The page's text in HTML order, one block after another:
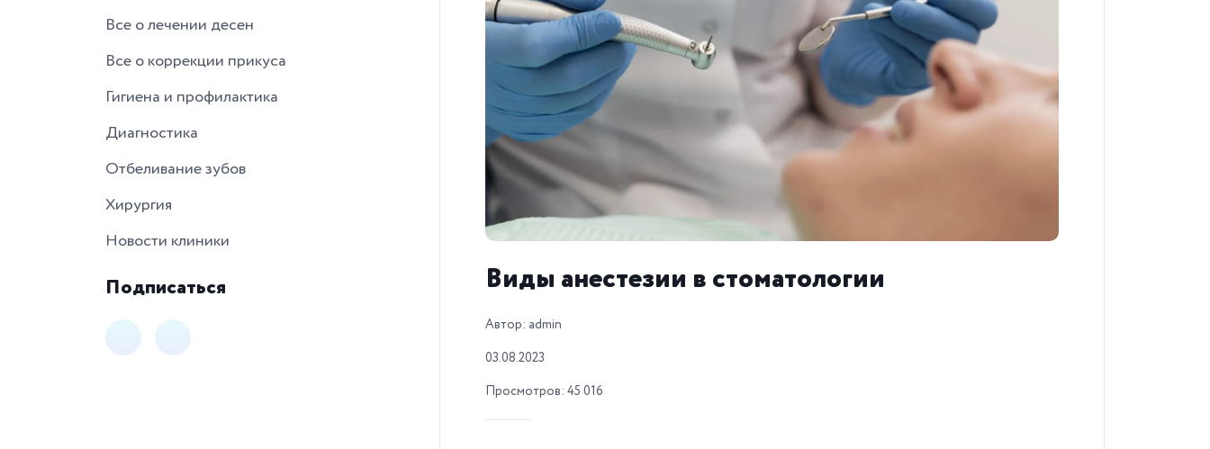
Все о лечении десен
Все о коррекции прикуса
Гигиена и профилактика
Диагностика
Отбеливание зубов
Хирургия
Новости клиники
Подписаться Виды анестезии в стоматологии
Автор: admin
03.08.2023
Просмотров: 45 016